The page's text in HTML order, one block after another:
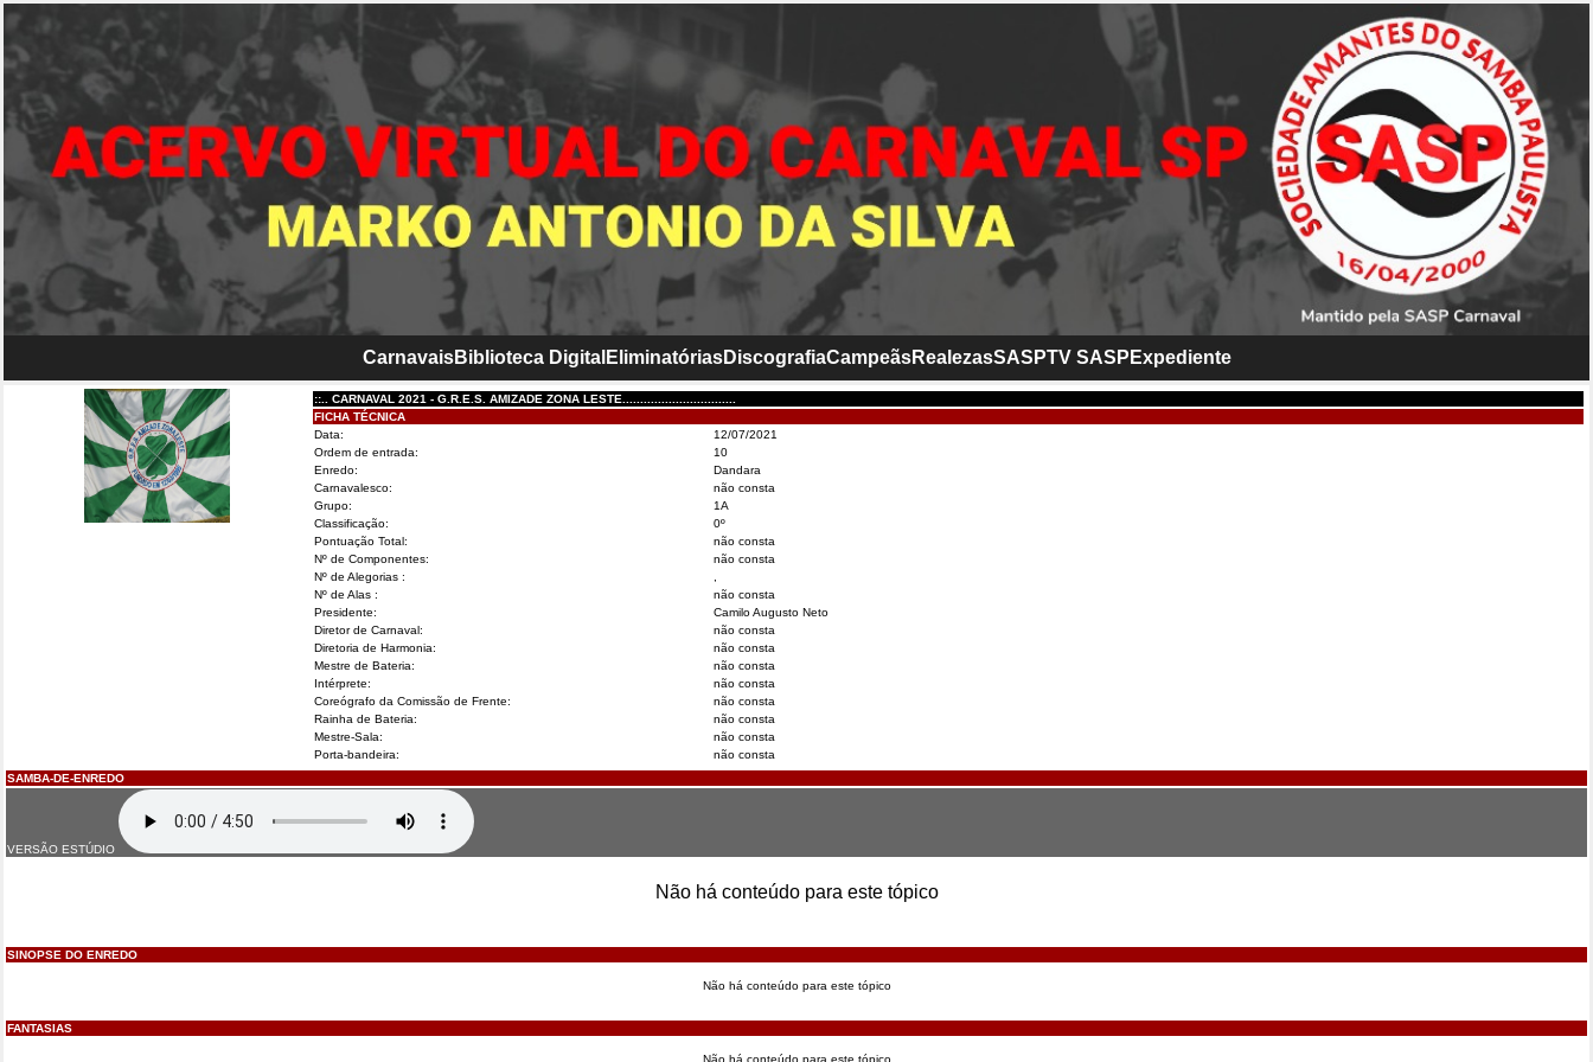
CarnavaisBiblioteca Digital EliminatóriasDiscografiaCampeãsRealezasSASPTV SASP Expediente
::.. CARNAVAL 2021 - G.R.E.S. AMIZADE ZONA LESTE................................
FICHA TÉCNICA
Data:
12/07/2021
Ordem de entrada:
10
Enredo:
Dandara
Carnavalesco:
não consta
Grupo:
1A
Classificação:
0º
Pontuação Total:
não consta
Nº de Componentes:
não consta
Nº de Alegorias :
Nº de Alas :
não consta
Presidente:
Camilo Augusto Neto
Diretor de Carnaval:
não consta
Diretoria de Harmonia:
não consta
Mestre de Bateria:
não consta
Intérprete:
não consta
Coreógrafo da Comissão de Frente:
não consta
Rainha de Bateria:
não consta
Mestre-Sala:
não consta
Porta-bandeira:
não consta
SAMBA-DE-ENREDO
VERSÃO ESTÚDIO
Não há conteúdo para este tópico
SINOPSE DO ENREDO
Não há conteúdo para este tópico
FANTASIAS
Não há conteúdo para este tópico